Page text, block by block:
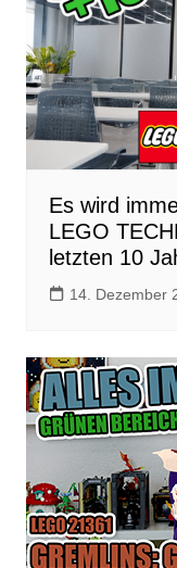
Es wird
LEGO
letzten 10
14. Dezember